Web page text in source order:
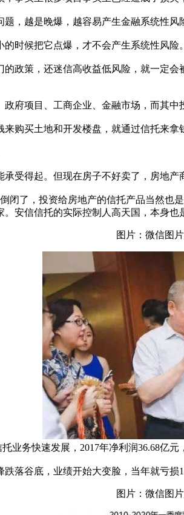
，越是晚爆，越容易产生金融系统性风
时候把它点爆，才不会产生系统性风险。
政策，还迷信高收益低风险，就一定会
府项目、工商企业、金融市场，而其中
购买土地和开发楼盘，就通过信托来
受得起。但现在房子不好卖了，房地产
闭了，投资给房地产的信托产品当然也是
安信信托的实际控制人高天国，本身也
图片：微信图片
业务快速发展，2017年净利润36.68亿元
落谷底，业绩开始大变脸，当年就亏损
图片：微信图片